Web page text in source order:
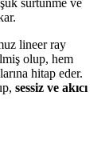
sürtünme ve
lineer ray
olup, hem
hitap eder.
sessiz ve akıcı